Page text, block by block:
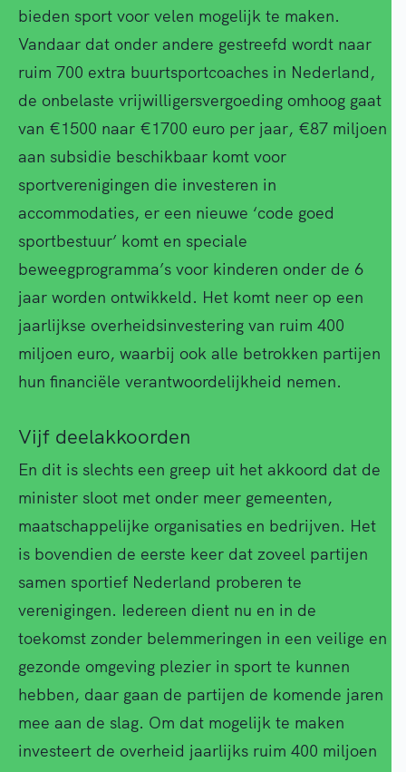
bieden sport voor velen mogelijk te maken.
Vandaar dat onder andere gestreefd wordt naar
ruim 700 extra buurtsportcoaches in Nederland,
de onbelaste vrijwilligersvergoeding omhoog gaat
van €1500 naar €1700 euro per jaar, €87 miljoen
aan subsidie beschikbaar komt voor
sportverenigingen die investeren in
accommodaties, er een nieuwe ‘code goed
sportbestuur’ komt en speciale
beweegprogramma’s voor kinderen onder de 6
jaar worden ontwikkeld. Het komt neer op een
jaarlijkse overheidsinvestering van ruim 400
miljoen euro, waarbij ook alle betrokken partijen
hun financiële verantwoordelijkheid nemen.
Vijf deelakkoorden
En dit is slechts een greep uit het akkoord dat de
minister sloot met onder meer gemeenten,
maatschappelijke organisaties en bedrijven. Het
is bovendien de eerste keer dat zoveel partijen
samen sportief Nederland proberen te
verenigingen. Iedereen dient nu en in de
toekomst zonder belemmeringen in een veilige en
gezonde omgeving plezier in sport te kunnen
hebben, daar gaan de partijen de komende jaren
mee aan de slag. Om dat mogelijk te maken
investeert de overheid jaarlijks ruim 400 miljoen